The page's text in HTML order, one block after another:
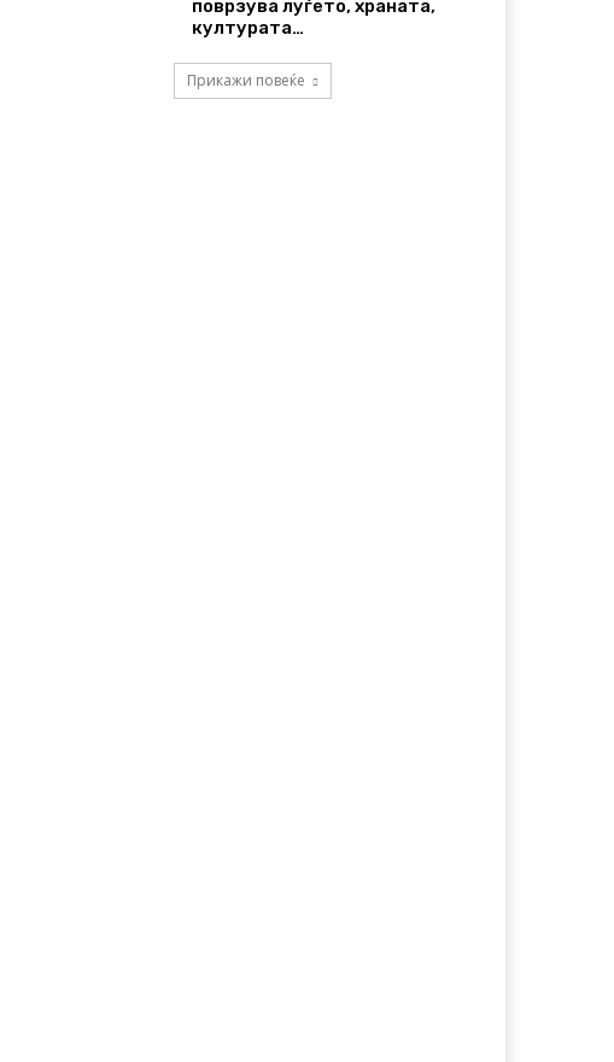
поврзува луѓето, храната,
културата…
Прикажи повеќе